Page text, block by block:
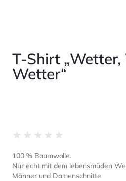
T-Shirt „Wetter,
Wetter“
★ ★ ★ ★ ★
100 % Baumwolle.
Nur echt mit dem lebensmüden
Männer und Damenschnitte